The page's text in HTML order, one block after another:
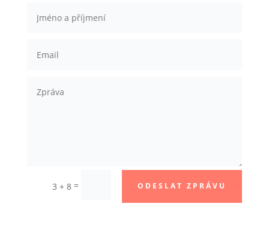
3 + 8 = ODESLAT ZPRÁVU